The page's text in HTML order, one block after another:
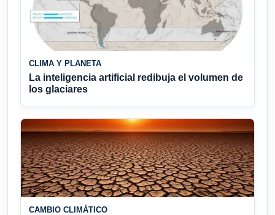
CLIMA Y PLANETA
La inteligencia artificial redibuja el volumen de
los glaciares
CAMBIO CLIMÁTICO